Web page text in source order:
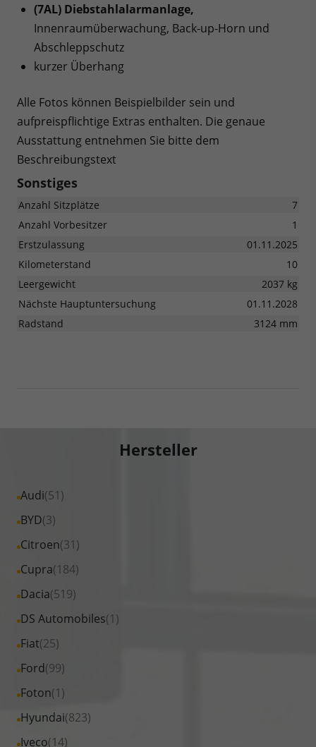
(7AL) Diebstahlalarmanlage,
Innenraumüberwachung, Back-up-Horn und
Abschleppschutz
kurzer Überhang
Alle Fotos können Beispielbilder sein und
aufpreispflichtige Extras enthalten. Die genaue
Ausstattung entnehmen Sie bitte dem
Beschreibungstext
Sonstiges
Anzahl Sitzplätze
7
Anzahl Vorbesitzer
1
Erstzulassung
01.11.2025
Kilometerstand
10
Leergewicht
2037 kg
Nächste Hauptuntersuchung
01.11.2028
Radstand
3124 mm
Hersteller
Audi(51)
Alle
Fahrzeuge
Audi
anzeigen
BYD(3)
Alle
Fahrzeuge
BYD
anzeigen
Citroen(31)
Alle
Fahrzeuge
Citroen
anzeigen
Cupra(184)
Alle
Fahrzeuge
Cupra
anzeigen
Dacia(519)
Alle
Fahrzeuge
Dacia
anzeigen
DS Automobiles(1)
Alle
Fahrzeuge
DS
Automobiles
anzeigen
Fiat(25)
Alle
Fahrzeuge
Fiat
anzeigen
Ford(99)
Alle
Fahrzeuge
Ford
anzeigen
Foton(1)
Alle
Fahrzeuge
Hyundai(823)
Alle
Fahrzeuge
Iveco(14)
Alle